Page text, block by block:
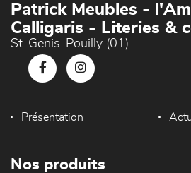
Patrick Meubles -
Calligaris - Literies &
St-Genis-Pouilly (01)
Présentation
Nos produits